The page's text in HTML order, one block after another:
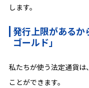
します。
発行上限があるか
ゴールド」
私たちが使う法定通貨は
ことができます。